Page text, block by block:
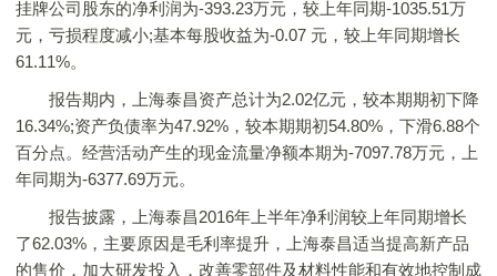
挂牌公司股东的净利润为‐393.23万元，较上年同期‐1035.51万
元，亏损程度减小;基本每股收益为‐0.07 元，较上年同期增长
61.11%。
报告期内，上海泰昌资产总计为2.02亿元，较本期期初下降
16.34%;资产负债率为47.92%，较本期期初54.80%，下滑6.88个
百分点。经营活动产生的现金流量净额本期为‐7097.78万元，上
年同期为‐6377.69万元。
报告披露，上海泰昌2016年上半年净利润较上年同期增长
了62.03%，主要原因是毛利率提升，上海泰昌适当提高新产品
的售价，加大研发投入，改善零部件及材料性能和有效地控制成